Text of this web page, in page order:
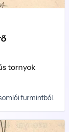
tornyok
furmintból.